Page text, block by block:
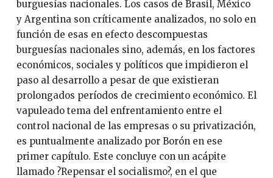
burguesías nacionales. Los casos de Brasil, México
y Argentina son críticamente analizados, no solo en
función de esas en efecto descompuestas
burguesías nacionales sino, además, en los factores
económicos, sociales y políticos que impidieron el
paso al desarrollo a pesar de que existieran
prolongados períodos de crecimiento económico. El
vapuleado tema del enfrentamiento entre el
control nacional de las empresas o su privatización,
es puntualmente analizado por Borón en ese
primer capítulo. Este concluye con un acápite
llamado ?Repensar el socialismo?, en el que